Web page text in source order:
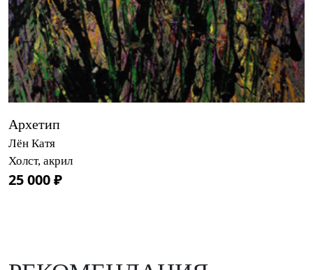
Архетип
Лён Катя
Холст, акрил
25 000 ₽